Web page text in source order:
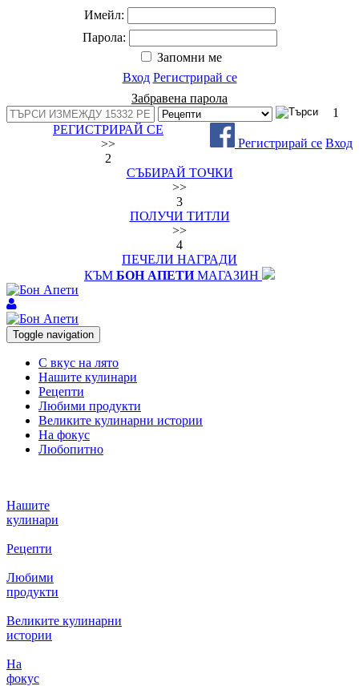
Имейл:
Парола:
Запомни ме
Вход Регистрирай се
Забравена парола
Регистрирай се Вход
1
РЕГИСТРИРАЙ СЕ
>>
2
СЪБИРАЙ ТОЧКИ
>>
3
ПОЛУЧИ ТИТЛИ
>>
4
ПЕЧЕЛИ НАГРАДИ
КЪМ БОН АПЕТИМАГАЗИН
Toggle navigation
С вкус на лято
Нашите кулинари
Рецепти
Любими продукти
Великите кулинарни истории
На фокус
Любопитно
Нашите
кулинари
Рецепти
Любими
продукти
Великите кулинарни
истории
На
фокус